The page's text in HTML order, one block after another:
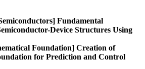
Fundamental
Device Structures Using
Foundation] Creation of
for Prediction and Control